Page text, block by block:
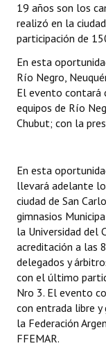
Ciudadano Ilustre
Banca del Vecino
Huéspedes de
Antiguos
Reconocimientos
Entrega de
REFORMA DE LA
19 años son los
realizó en la
participación de
En esta
Río Negro,
El evento contará
equipos de Río
Chubut; con la
En esta
llevará adelante
ciudad de San
gimnasios
la Universidad del
acreditación a las
delegados y
con el último
Nro 3. El evento
con entrada libre
la Federación
FFEMAR.